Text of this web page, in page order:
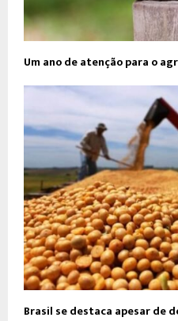
Um ano de atenção para o
Brasil se destaca apesar de